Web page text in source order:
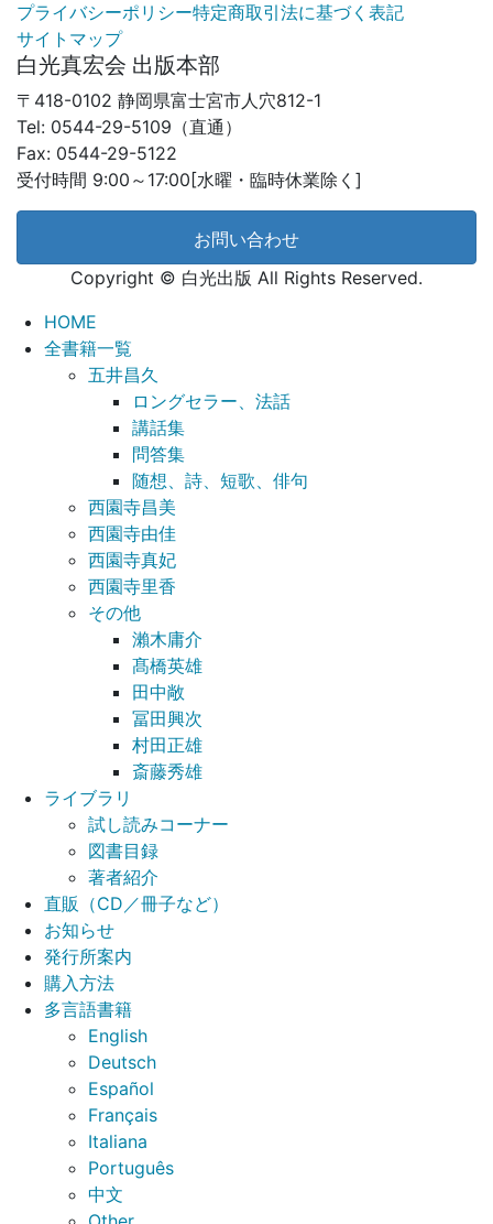
プライバシーポリシー特定商取引法に基づく表記
サイトマップ
白光真宏会 出版本部
〒418-0102 静岡県富士宮市人穴812-1
Tel: 0544-29-5109（直通）
Fax: 0544-29-5122
受付時間 9:00～17:00[水曜・臨時休業除く]
お問い合わせ
Copyright © 白光出版 All Rights Reserved.
HOME
全書籍一覧
五井昌久
ロングセラー、法話
講話集
問答集
随想、詩、短歌、俳句
西園寺昌美
西園寺由佳
西園寺真妃
西園寺里香
その他
瀨木庸介
髙橋英雄
田中敞
冨田興次
村田正雄
斎藤秀雄
ライブラリ
試し読みコーナー
図書目録
著者紹介
直販（CD／冊子など）
お知らせ
発行所案内
購入方法
多言語書籍
English
Deutsch
Español
Français
Italiana
Português
中文